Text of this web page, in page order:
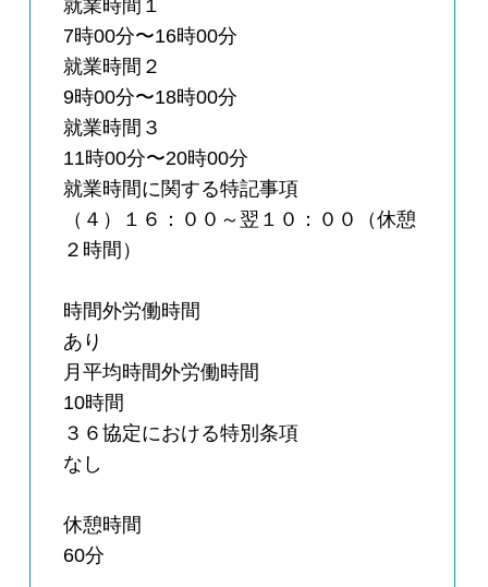
就業時間１
7時00分〜16時00分
就業時間２
9時00分〜18時00分
就業時間３
11時00分〜20時00分
就業時間に関する特記事項
（４）１６：００～翌１０：００（休憩
２時間）
時間外労働時間
あり
月平均時間外労働時間
10時間
３６協定における特別条項
なし
休憩時間
60分